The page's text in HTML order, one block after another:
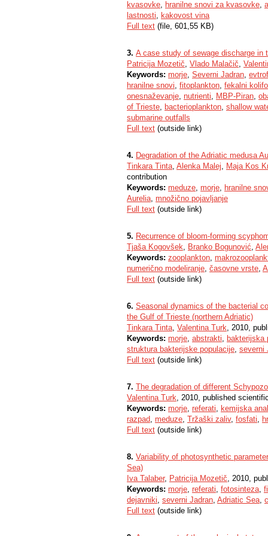
kvasovke, hranilne snovi za kvasovke,
lastnosti, kakovost vina
Full text (file, 601,55 KB)
3. A case study of sewage discharge in
Patricija Mozetič, Vlado Malačič,
Keywords: morje, Severni Jadran,
hranilne snovi, fitoplankton, fekalni
onesnaževanje, nutrienti, MBP-Piran,
of Trieste, bacterioplankton, shallow
submarine outfalls
Full text (outside link)
4. Degradation of the Adriatic medusa
Tinkara Tinta, Alenka Malej, Maja Kos
contribution
Keywords: meduze, morje, hranilne
Aurelia, množično pojavljanje
Full text (outside link)
5. Recurrence of bloom-forming
Tjaša Kogovšek, Branko Bogunović,
Keywords: zooplankton,
numerično modeliranje, časovne vrste,
Full text (outside link)
6. Seasonal dynamics of the bacterial
the Gulf of Trieste (northern Adriatic)
Tinkara Tinta, Valentina Turk, 2010,
Keywords: morje, abstrakti, bakterijska
struktura bakterijske populacije, severni
Full text (outside link)
7. The degradation of different
Valentina Turk, 2010, published
Keywords: morje, referati, kemijska
razpad, meduze, Tržaški zaliv, fosfati,
Full text (outside link)
8. Variability of photosynthetic
Sea)
Iva Talaber, Patricija Mozetič, 2010,
Keywords: morje, referati, fotosinteza,
dejavniki, severni Jadran, Adriatic Sea,
Full text (outside link)